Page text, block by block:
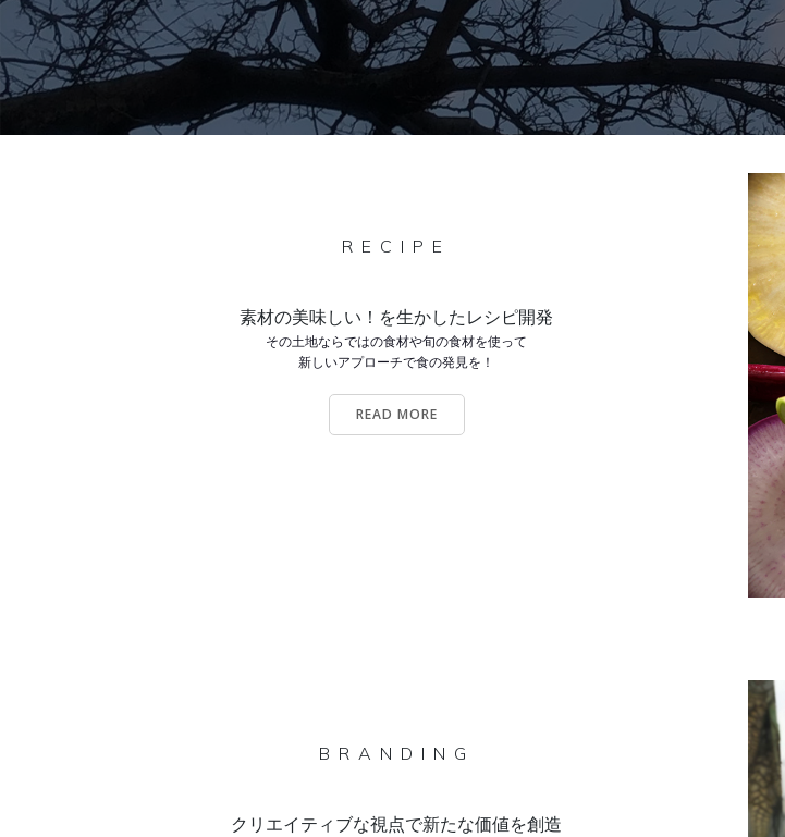
RECIPE
素材の美味しい！を生かしたレシピ開発
その土地ならではの食材や旬の食材を使って
新しいアプローチで食の発見を！
READ MORE
BRANDING
クリエイティブな視点で新たな価値を創造